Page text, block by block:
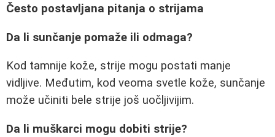
Često postavljana pitanja o strijama
Da li sunčanje pomaže ili odmaga?
Kod tamnije kože, strije mogu postati manje
vidljive. Međutim, kod veoma svetle kože, sunčanje
može učiniti bele strije još uočljivijim.
Da li muškarci mogu dobiti strije?